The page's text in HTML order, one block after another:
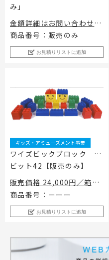
まちづくり事業
Community Development Business
み」
金額詳細はお問い合わせく
ださい。
商品番号：販売のみ
お見積りリストに追加
キッズ・アミューズメント事業
ワイズビックブロック ビ
ビット42【販売のみ】
販売価格 24,000円／箱
26,400円（税込) 送料別
途 【販売のみ】
商品番号：ーーー
お見積りリストに追加